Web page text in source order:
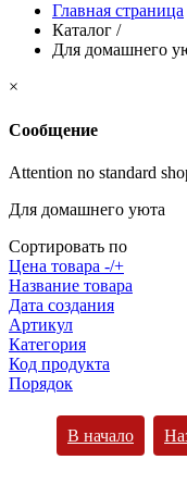
Главная страница
Каталог /
Для домашнего
×
Сообщение
Attention no standard
Для домашнего уюта
Сортировать по
Цена товара -/+
Название товара
Дата создания
Артикул
Категория
Код продукта
Порядок
В начало